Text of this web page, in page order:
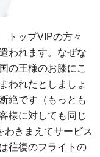
トップVIPの方々
われます。なぜな
の王様のお膝にこ
われたとしましょ
絶です（もっとも
様に対しても同じ
わきまえてサービス
往復のフライトの